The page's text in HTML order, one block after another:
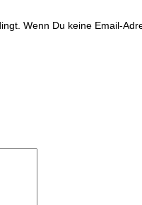
Wenn Du keine Email-